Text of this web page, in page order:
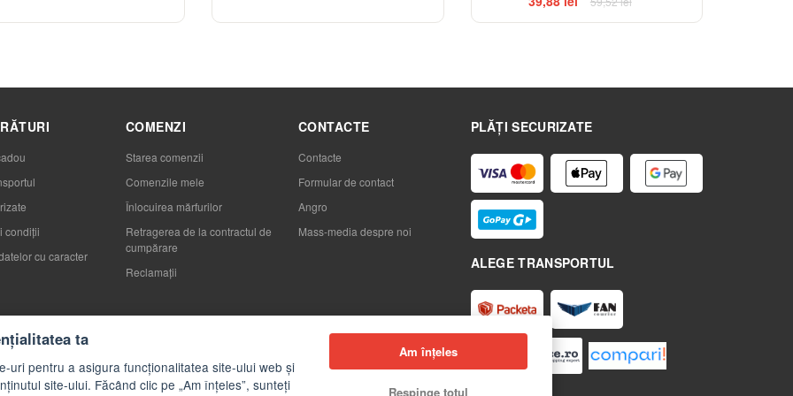
PLĂȚI SECURIZATE
ALEGE TRANSPORTUL
condiții
cu caracter
COMENZI
Starea comenzii
Comenzile mele
Înlocuirea mărfurilor
Retragerea de la contractul de
cumpărare
Reclamaţii
CONTACTE
Contacte
Formular de contact
Angro
Mass-media despre noi
ta
uri pentru a asigura funcționalitatea site-ului web și
site-ului. Făcând clic pe „Am înțeles”, sunteți
Am înțeles
Respinge totul